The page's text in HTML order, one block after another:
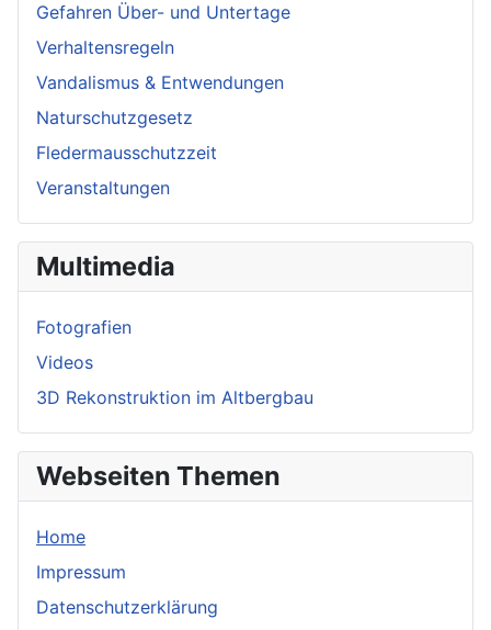
Gefahren Über- und Untertage
Verhaltensregeln
Vandalismus & Entwendungen
Naturschutzgesetz
Fledermausschutzzeit
Veranstaltungen
Multimedia
Fotografien
Videos
3D Rekonstruktion im Altbergbau
Webseiten Themen
Home
Impressum
Datenschutzerklärung